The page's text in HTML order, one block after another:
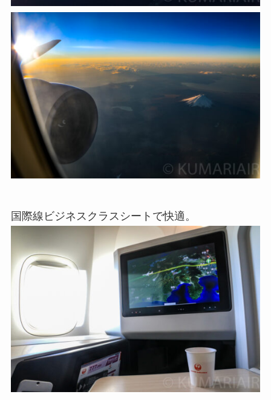
国際線ビジネスクラスシートで快適。